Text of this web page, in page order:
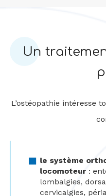
Un
L’ostéopathie intéresse
le système
locomoteur:
lombalgies,
cervicalgies,